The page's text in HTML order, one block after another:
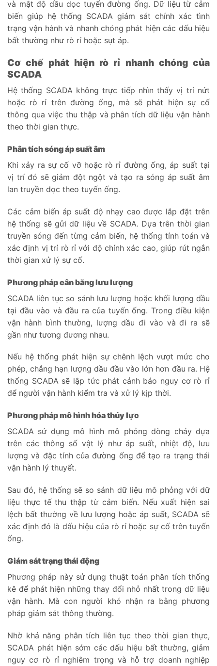
và mật độ dầu dọc tuyến đường ống. Dữ liệu từ cảm
biến giúp hệ thống SCADA giám sát chính xác tình
trạng vận hành và nhanh chóng phát hiện các dấu hiệu
bất thường như rò rỉ hoặc sụt áp.
Cơ chế phát hiện rò rỉ nhanh chóng của
SCADA
Hệ thống SCADA không trực tiếp nhìn thấy vị trí nứt
hoặc rò rỉ trên đường ống, mà sẽ phát hiện sự cố
thông qua việc thu thập và phân tích dữ liệu vận hành
theo thời gian thực.
Phân tích sóng áp suất âm
Khi xảy ra sự cố vỡ hoặc rò rỉ đường ống, áp suất tại
vị trí đó sẽ giảm đột ngột và tạo ra sóng áp suất âm
lan truyền dọc theo tuyến ống.
Các cảm biến áp suất độ nhạy cao được lắp đặt trên
hệ thống sẽ gửi dữ liệu về SCADA. Dựa trên thời gian
truyền sóng đến từng cảm biến, hệ thống tính toán và
xác định vị trí rò rỉ với độ chính xác cao, giúp rút ngắn
thời gian xử lý sự cố.
Phương pháp cân bằng lưu lượng
SCADA liên tục so sánh lưu lượng hoặc khối lượng dầu
tại đầu vào và đầu ra của tuyến ống. Trong điều kiện
vận hành bình thường, lượng dầu đi vào và đi ra sẽ
gần như tương đương nhau.
Nếu hệ thống phát hiện sự chênh lệch vượt mức cho
phép, chẳng hạn lượng dầu đầu vào lớn hơn đầu ra. Hệ
thống SCADA sẽ lập tức phát cảnh báo nguy cơ rò rỉ
để người vận hành kiểm tra và xử lý kịp thời.
Phương pháp mô hình hóa thủy lực
SCADA sử dụng mô hình mô phỏng dòng chảy dựa
trên các thông số vật lý như áp suất, nhiệt độ, lưu
lượng và đặc tính của đường ống để tạo ra trạng thái
vận hành lý thuyết.
Sau đó, hệ thống sẽ so sánh dữ liệu mô phỏng với dữ
liệu thực tế thu thập từ cảm biến. Nếu xuất hiện sai
lệch bất thường về lưu lượng hoặc áp suất, SCADA sẽ
xác định đó là dấu hiệu của rò rỉ hoặc sự cố trên tuyến
ống.
Giám sát trạng thái động
Phương pháp này sử dụng thuật toán phân tích thống
kê để phát hiện những thay đổi nhỏ nhất trong dữ liệu
vận hành. Mà con người khó nhận ra bằng phương
pháp giám sát thông thường.
Nhờ khả năng phân tích liên tục theo thời gian thực,
SCADA phát hiện sớm các dấu hiệu bất thường, giảm
nguy cơ rò rỉ nghiêm trọng và hỗ trợ doanh nghiệp